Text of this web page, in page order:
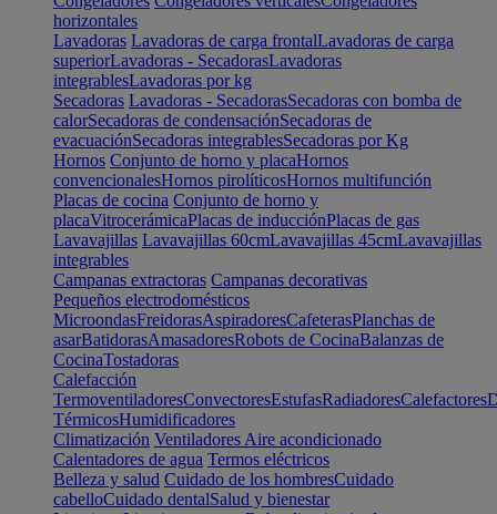
horizontales
Lavadoras Lavadoras de carga frontalLavadoras de carga
superiorLavadoras - SecadorasLavadoras
integrablesLavadoras por kg
Secadoras Lavadoras - SecadorasSecadoras con bomba de
calorSecadoras de condensaciónSecadoras de
evacuaciónSecadoras integrablesSecadoras por Kg
Hornos Conjunto de horno y placaHornos
convencionalesHornos pirolíticosHornos multifunción
Placas de cocina Conjunto de horno y
placaVitrocerámicaPlacas de inducciónPlacas de gas
Lavavajillas Lavavajillas 60cmLavavajillas 45cmLavavajillas
integrables
Campanas extractoras Campanas decorativas
Pequeños electrodomésticos
MicroondasFreidorasAspiradoresCafeterasPlanchas de
asarBatidorasAmasadoresRobots de CocinaBalanzas de
CocinaTostadoras
Calefacción
TermoventiladoresConvectoresEstufasRadiadoresCalefactores
TérmicosHumidificadores
Climatización Ventiladores Aire acondicionado
Calentadores de agua Termos eléctricos
Belleza y salud Cuidado de los hombresCuidado
cabelloCuidado dentalSalud y bienestar